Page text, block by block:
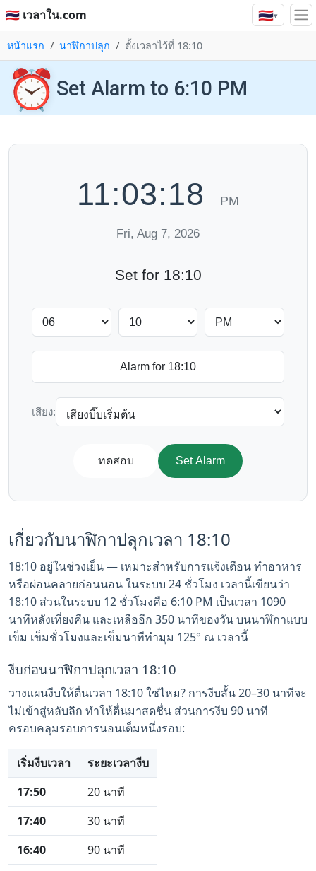
🇹🇭 เวลาใน.com 🇹🇭▾
หน้าแรก นาฬิกาปลุก ตั้งเวลาไว้ที่ 18:10
⏰ Set Alarm to 6:10 PM
11:03:19 PM
Fri, Aug 7, 2026
Set for 18:10
เสียง:
ทดสอบ Set Alarm
เกี่ยวกับนาฬิกาปลุกเวลา 18:10
18:10 อยู่ในช่วงเย็น — เหมาะสำหรับการแจ้งเตือน ทำอาหาร
หรือผ่อนคลายก่อนนอน ในระบบ 24 ชั่วโมง เวลานี้เขียนว่า
18:10 ส่วนในระบบ 12 ชั่วโมงคือ 6:10 PM เป็นเวลา 1090
นาทีหลังเที่ยงคืน และเหลืออีก 350 นาทีของวัน บนนาฬิกาแบบ
เข็ม เข็มชั่วโมงและเข็มนาทีทำมุม 125° ณ เวลานี้
งีบก่อนนาฬิกาปลุกเวลา 18:10
วางแผนงีบให้ตื่นเวลา 18:10 ใช่ไหม? การงีบสั้น 20–30 นาทีจะ
ไม่เข้าสู่หลับลึก ทำให้ตื่นมาสดชื่น ส่วนการงีบ 90 นาที
ครอบคลุมรอบการนอนเต็มหนึ่งรอบ:
เริ่มงีบเวลา
ระยะเวลางีบ
17:50
20 นาที
17:40
30 นาที
16:40
90 นาที